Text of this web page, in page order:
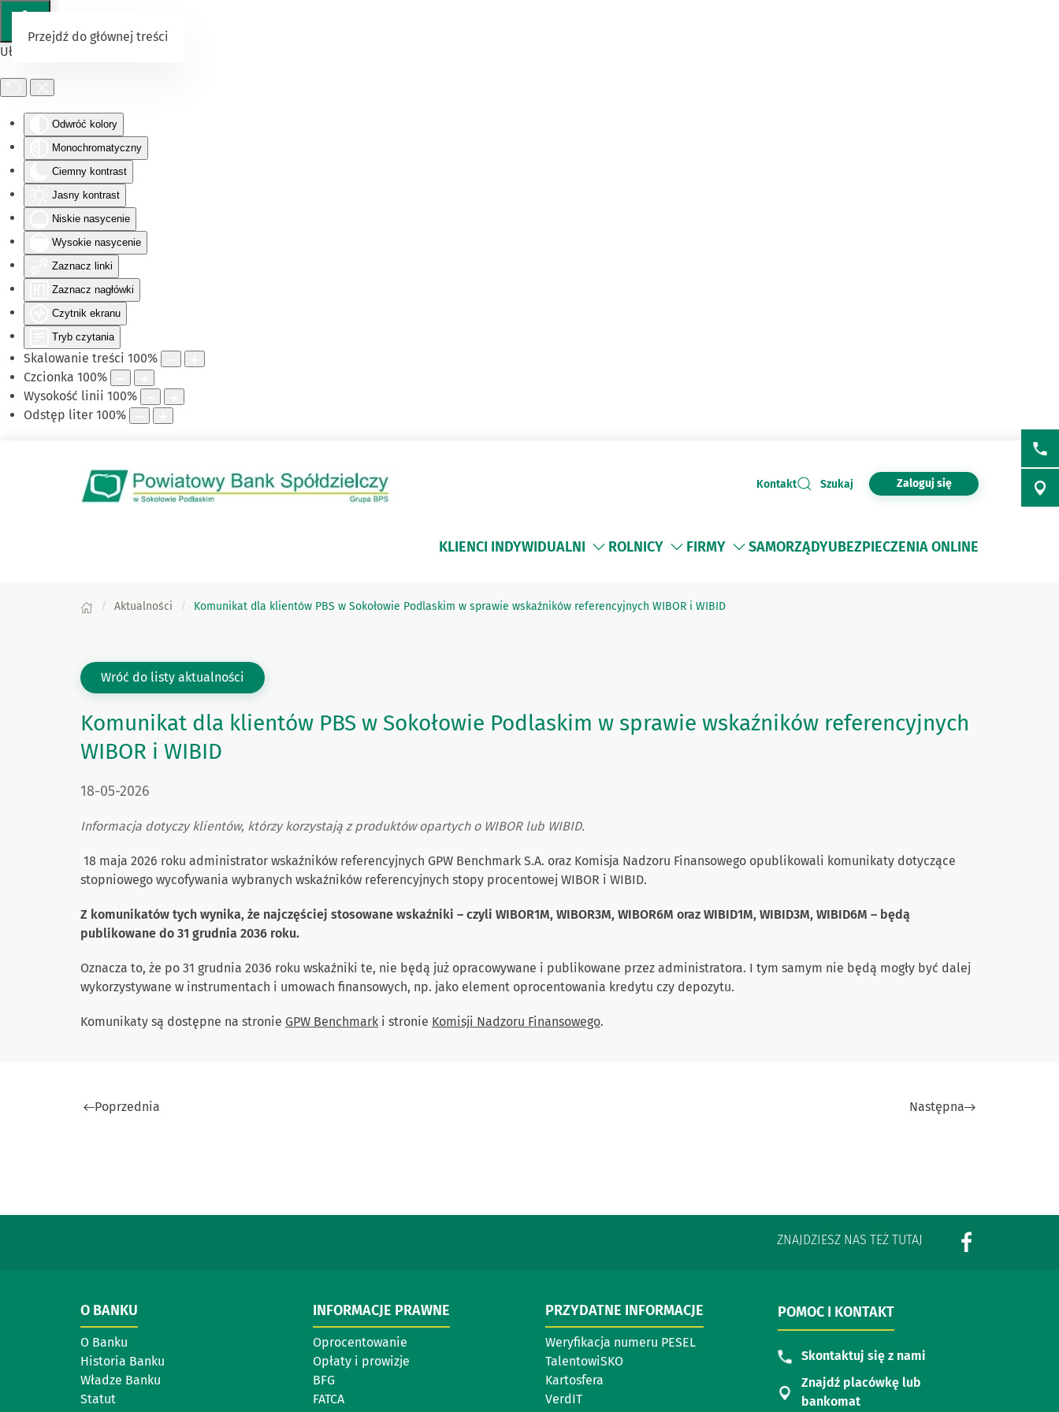
Ułatwienia dostępu
Odwróć kolory
Monochromatyczny
Ciemny kontrast
Jasny kontrast
Niskie nasycenie
Wysokie nasycenie
Zaznacz linki
Zaznacz nagłówki
Czytnik ekranu
Tryb czytania
Skalowanie treści 100%
Czcionka 100%
Wysokość linii 100%
Odstęp liter 100%
Przejdź do głównej treści
Kontakt Szukaj Zaloguj się
KLIENCI INDYWIDUALNI ROLNICY FIRMY SAMORZĄDYUBEZPIECZENIA ONLINE
Aktualności Komunikat dla klientów PBS w Sokołowie Podlaskim w sprawie wskaźników referencyjnych WIBOR i WIBID
Wróć do listy aktualności
Komunikat dla klientów PBS w Sokołowie Podlaskim w sprawie wskaźników referencyjnych
WIBOR i WIBID
DATA PUBLIKACJI:
18-05-2026
Informacja dotyczy klientów, którzy korzystają z produktów opartych o WIBOR lub WIBID.
18 maja 2026 roku administrator wskaźników referencyjnych GPW Benchmark S.A. oraz Komisja Nadzoru Finansowego opublikowali komunikaty dotyczące
stopniowego wycofywania wybranych wskaźników referencyjnych stopy procentowej WIBOR i WIBID.
Z komunikatów tych wynika, że najczęściej stosowane wskaźniki – czyli WIBOR1M, WIBOR3M, WIBOR6M oraz WIBID1M, WIBID3M, WIBID6M – będą
publikowane do 31 grudnia 2036 roku.
Oznacza to, że po 31 grudnia 2036 roku wskaźniki te, nie będą już opracowywane i publikowane przez administratora. I tym samym nie będą mogły być dalej
wykorzystywane w instrumentach i umowach finansowych, np. jako element oprocentowania kredytu czy depozytu.
Komunikaty są dostępne na stronie GPW Benchmark i stronie Komisji Nadzoru Finansowego.
Poprzednia Następna
ZNAJDZIESZ NAS TEŻ TUTAJ
O BANKU
O Banku
Historia Banku
Władze Banku
Statut
INFORMACJE PRAWNE
Oprocentowanie
Opłaty i prowizje
BFG
FATCA
PRZYDATNE INFORMACJE
Weryfikacja numeru PESEL
TalentowiSKO
Kartosfera
VerdIT
POMOC I KONTAKT
Skontaktuj się z nami
Znajdź placówkę lub
bankomat